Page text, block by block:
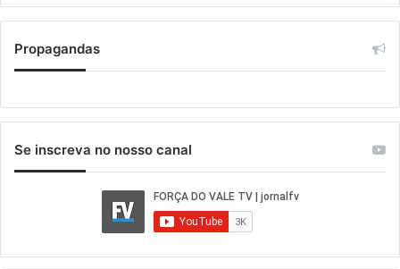
Propagandas
Se inscreva no nosso canal